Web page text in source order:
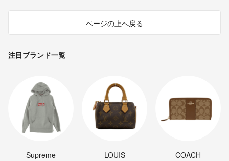
ページの上へ戻る
注目ブランド一覧
Supreme
LOUIS
COACH